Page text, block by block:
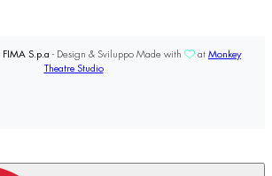
FIMA S.p.a - Design & Sviluppo Made with at Monkey
Theatre Studio